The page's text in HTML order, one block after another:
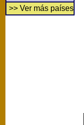
>> Ver más países